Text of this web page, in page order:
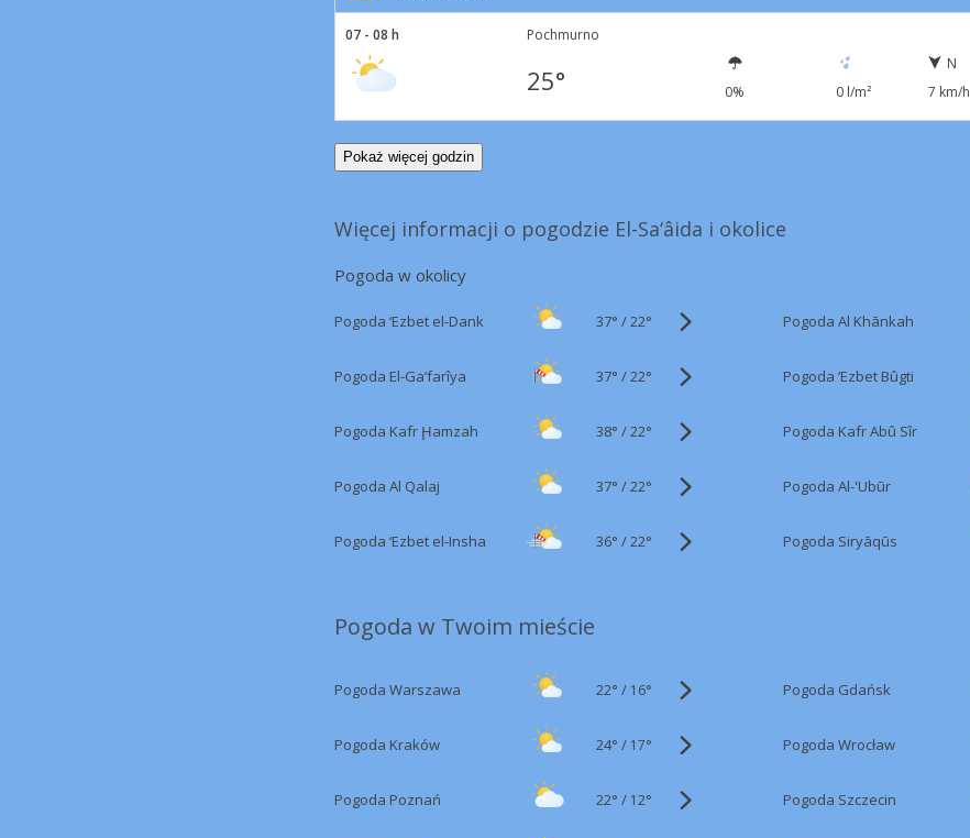
07 - 08 h Pochmurno
25° 0% 0 l/m²
N
7 km/h
Pokaż więcej godzin
Więcej informacji o pogodzie El-Sa‘âida i okolice
Pogoda w okolicy
Pogoda ‘Ezbet el-Dank 37° /22° Pogoda Al Khānkah
Pogoda El-Ga‘farîya 37° /22° Pogoda ‘Ezbet Bûgti
Pogoda Kafr Ḩamzah 38° /22° Pogoda Kafr Abû Sîr
Pogoda Al Qalaj 37° /22° Pogoda Al-'Ubūr
Pogoda ‘Ezbet el-Insha 36° /22° Pogoda Siryāqūs
Pogoda w Twoim mieście
Pogoda Warszawa 22° / 16° Pogoda Gdańsk
Pogoda Kraków 24° / 17° Pogoda Wrocław
Pogoda Poznań 22° / 12° Pogoda Szczecin